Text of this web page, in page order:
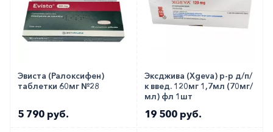
Эвиста (Ралоксифен)
таблетки 60мг №28
5 790 руб.
Эксджива (Xgeva) р-р д/п/
к введ. 120мг 1,7мл (70мг/
мл) фл 1шт
19 500 руб.